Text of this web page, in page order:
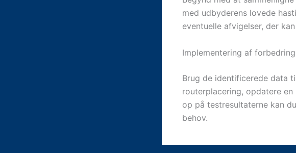
med udbyderens lovede
eventuelle afvigelser, der
Implementering af
Brug de identificerede data
routerplacering, opdatere
op på testresultaterne kan
behov.